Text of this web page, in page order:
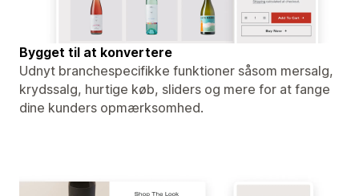
Bygget til at konvertere
Udnyt branchespecifikke funktioner såsom mersalg,
krydssalg, hurtige køb, sliders og mere for at fange
dine kunders opmærksomhed.